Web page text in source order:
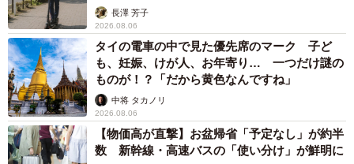
説】長澤 芳子
2026.08.06
タイの電車の中で見た優先席のマーク 子ど
も、妊娠、けが人、お年寄り… 一つだけ謎の
ものが！？「だから黄色なんですね」
中将 タカノリ
2026.08.06
【物価高が直撃】お盆帰省「予定なし」が約半
数 新幹線・高速バスの「使い分け」が鮮明に